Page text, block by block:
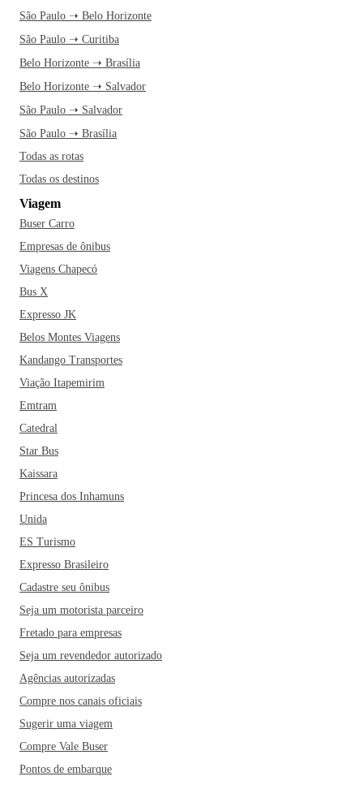
São Paulo ➝ Belo Horizonte
São Paulo ➝ Curitiba
Belo Horizonte ➝ Brasília
Belo Horizonte ➝ Salvador
São Paulo ➝ Salvador
São Paulo ➝ Brasília
Todas as rotas
Todas os destinos
Viagem
Buser Carro
Empresas de ônibus
Viagens Chapecó
Bus X
Expresso JK
Belos Montes Viagens
Kandango Transportes
Viação Itapemirim
Emtram
Catedral
Star Bus
Kaissara
Princesa dos Inhamuns
Unida
ES Turismo
Expresso Brasileiro
Cadastre seu ônibus
Seja um motorista parceiro
Fretado para empresas
Seja um revendedor autorizado
Agências autorizadas
Compre nos canais oficiais
Sugerir uma viagem
Compre Vale Buser
Pontos de embarque